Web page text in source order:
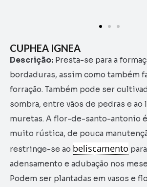
CUPHEA IGNEA
Descrição: Presta-se para a
bordaduras, assim como também
forração. Também pode ser
sombra, entre vãos de pedras e ao
muretas. A flor-de-santo-antonio
muito rústica, de pouca
restringe-se ao beliscamento
adensamento e adubação nos
Podem ser plantadas em vasos e